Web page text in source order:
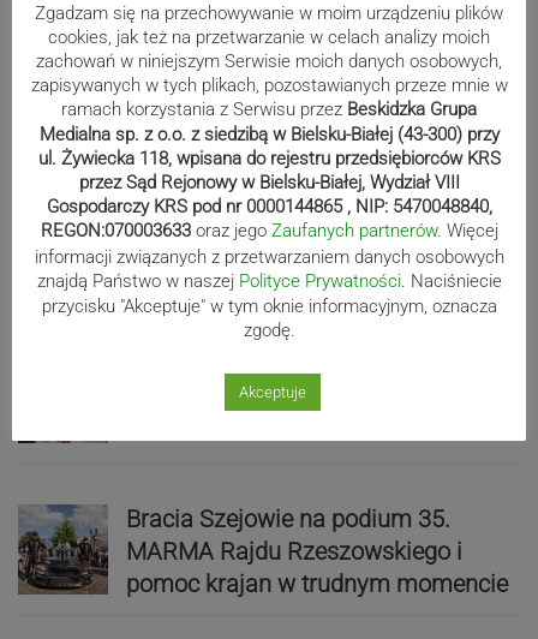
Sport
Cieszyn gospodarzem mistrzostw
świata w futbolu stołowym. Przyjadą
zawodnicy z całego świata
Tymek Kucharczyk niweluje straty do
rywali w mistrzostwach po wyścigu
Bracia Szejowie na podium 35.
MARMA Rajdu Rzeszowskiego i
pomoc krajan w trudnym momencie
Zgadzam się na przechowywanie w moim urządzeniu plików
cookies, jak też na przetwarzanie w celach analizy moich
zachowań w niniejszym Serwisie moich danych osobowych,
zapisywanych w tych plikach, pozostawianych przeze mnie w
ramach korzystania z Serwisu przez Beskidzka Grupa
Medialna sp. z o.o. z siedzibą w Bielsku-Białej (43-300) przy
ul. Żywiecka 118, wpisana do rejestru przedsiębiorców KRS
przez Sąd Rejonowy w Bielsku-Białej, Wydział VIII
Gospodarczy KRS pod nr 0000144865 , NIP: 5470048840,
REGON:070003633 oraz jego Zaufanych partnerów. Więcej
informacji związanych z przetwarzaniem danych osobowych
znajdą Państwo w naszej Polityce Prywatności. Naciśniecie
przycisku "Akceptuje" w tym oknie informacyjnym, oznacza
zgodę.
Akceptuje